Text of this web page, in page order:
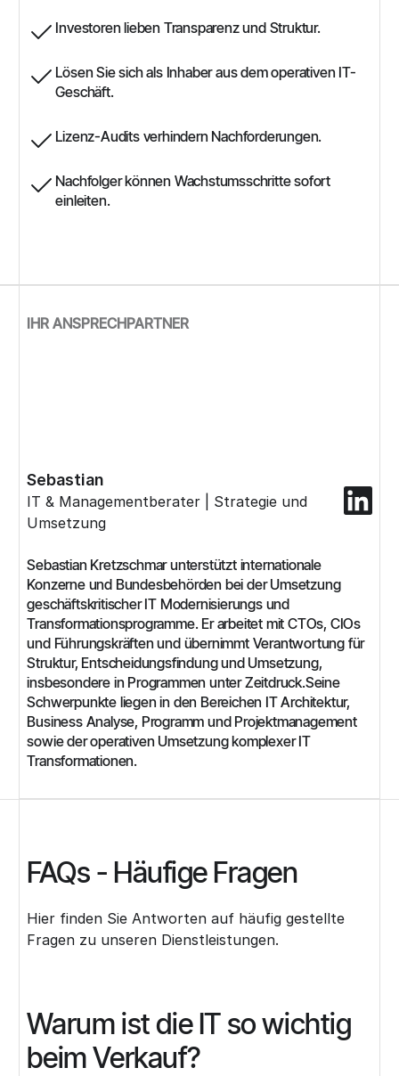
Investoren lieben Transparenz und Struktur.
Lösen Sie sich als Inhaber aus dem operativen IT-
Geschäft.
Lizenz-Audits verhindern Nachforderungen.
Nachfolger können Wachstumsschritte sofort
einleiten.
IHR ANSPRECHPARTNER
Sebastian
IT & Managementberater | Strategie und
Umsetzung
Sebastian Kretzschmar unterstützt internationale
Konzerne und Bundesbehörden bei der Umsetzung
geschäftskritischer IT Modernisierungs und
Transformationsprogramme. Er arbeitet mit CTOs, CIOs
und Führungskräften und übernimmt Verantwortung für
Struktur, Entscheidungsfindung und Umsetzung,
insbesondere in Programmen unter Zeitdruck.Seine
Schwerpunkte liegen in den Bereichen IT Architektur,
Business Analyse, Programm und Projektmanagement
sowie der operativen Umsetzung komplexer IT
Transformationen.‍
FAQs - Häufige Fragen
Hier finden Sie Antworten auf häufig gestellte
Fragen zu unseren Dienstleistungen.
Warum ist die IT so wichtig
beim Verkauf?